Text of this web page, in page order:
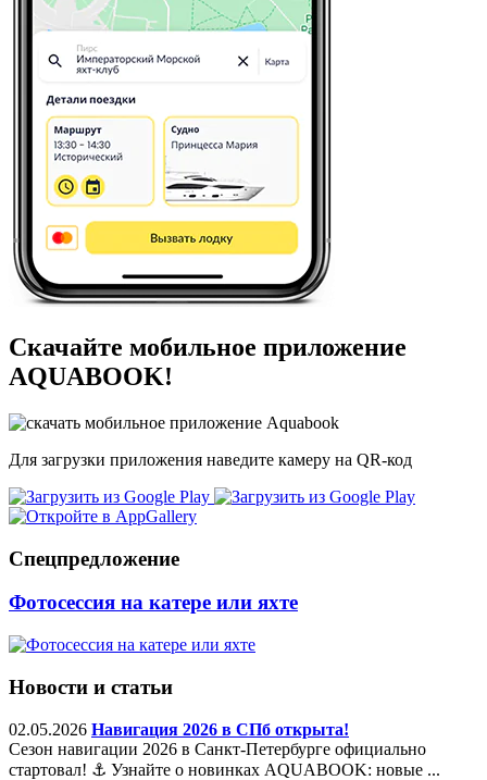
Скачайте мобильное приложение
AQUABOOK!
Для загрузки приложения наведите камеру на QR-код
Спецпредложение
Фотосессия на катере или яхте
Новости и статьи
02.05.2026 Навигация 2026 в СПб открыта!
Сезон навигации 2026 в Санкт-Петербурге официально
стартовал! ⚓️ Узнайте о новинках AQUABOOK: новые ...